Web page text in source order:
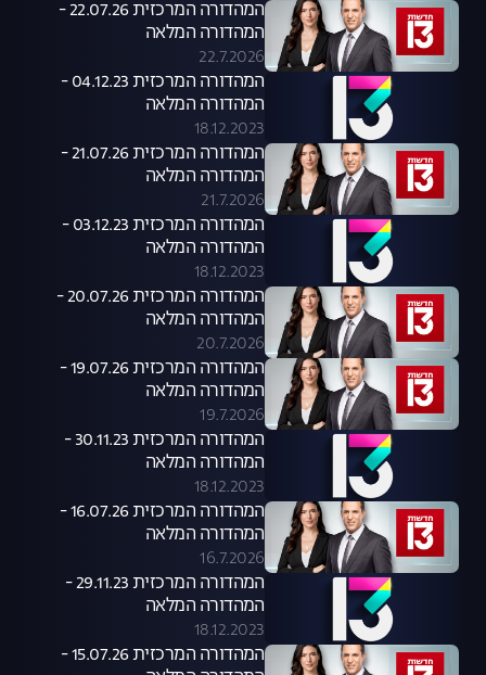
המהדורה המרכזית 22.07.26 -
המהדורה המלאה
22.7.2026
המהדורה המרכזית 04.12.23 -
המהדורה המלאה
18.12.2023
המהדורה המרכזית 21.07.26 -
המהדורה המלאה
21.7.2026
המהדורה המרכזית 03.12.23 -
המהדורה המלאה
18.12.2023
המהדורה המרכזית 20.07.26 -
המהדורה המלאה
20.7.2026
המהדורה המרכזית 19.07.26 -
המהדורה המלאה
19.7.2026
המהדורה המרכזית 30.11.23 -
המהדורה המלאה
18.12.2023
המהדורה המרכזית 16.07.26 -
המהדורה המלאה
16.7.2026
המהדורה המרכזית 29.11.23 -
המהדורה המלאה
18.12.2023
המהדורה המרכזית 15.07.26 -